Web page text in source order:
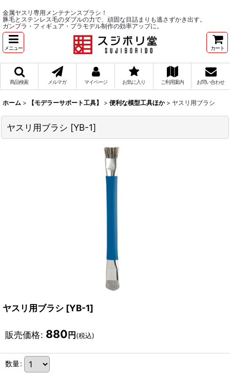
金属ヤスリ専用メンテナンスブラシ！
豚毛とステンレス毛のダブルの力で、頑固な目詰まりも逃さずかき出す。
ガンプラ・フィギュア・プラモデル制作の効率アップに。
メニュー カート
商品検索 メルマガ マイページ お気に入り ご利用案内 お問い合わせ
ホーム > 【モデラーサポート工具】 > 便利な模型工具ほか > ヤスリ用ブラシ
ヤスリ用ブラシ [YB-1]
ヤスリ用ブラシ [YB-1]
販売価格: 880円(税込)
数量: